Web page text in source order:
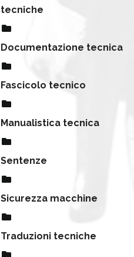
tecniche
Documentazione tecnica
Fascicolo tecnico
Manualistica tecnica
Sentenze
Sicurezza macchine
Traduzioni tecniche